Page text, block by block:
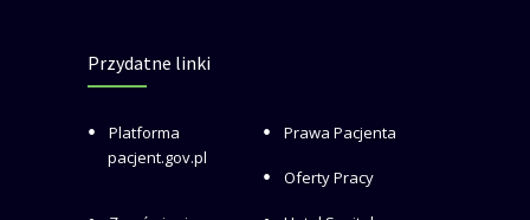
Przydatne linki
Platforma
pacjent.gov.pl
Prawa Pacjenta
Oferty Pracy